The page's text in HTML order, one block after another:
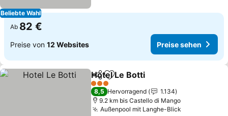
Beliebte Wahl
Ab 82 €
Preise von 12 Websites Preise sehen
TeilenZu Favoriten hinzufügen
Hotel Le Botti
3 Sterne
8,5 Hervorragend
1.134
9.2 km bis Castello di Mango
Außenpool mit Langhe-Blick